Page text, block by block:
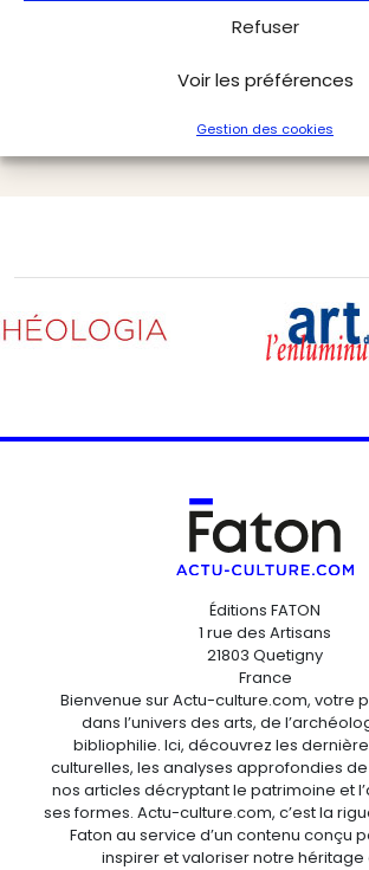
Refuser
Voir les préférences
Gestion des cookies
Éditions FATON
1 rue des Artisans
21803 Quetigny
France
Bienvenue sur Actu-culture.com, votre
dans l’univers des arts, de
bibliophilie. Ici, découvrez les
culturelles, les analyses approfondies
nos articles décryptant le patrimoine et
ses formes. Actu-culture.com, c’est la
Faton au service d’un contenu conçu
inspirer et valoriser notre héritage